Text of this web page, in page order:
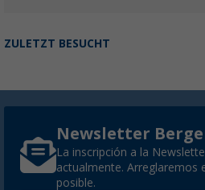
ZULETZT BESUCHT
Newsletter
La inscripción a la
actualmente. Arreglaremos
posible.